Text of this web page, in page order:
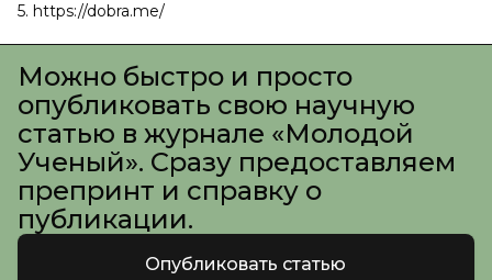
5. https://dobra.me/
Можно быстро и просто
опубликовать свою научную
статью в журнале «Молодой
Ученый». Сразу предоставляем
препринт и справку о
публикации.
Опубликовать статью